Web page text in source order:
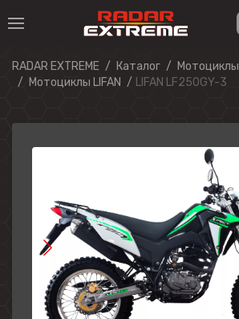
RADAR EXTREME Каталог
Мотоциклы
Мотоциклы LIFAN
LIFAN LF250GY-3